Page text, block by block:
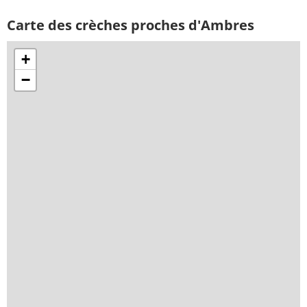
Carte des crèches proches d'Ambres
+
−